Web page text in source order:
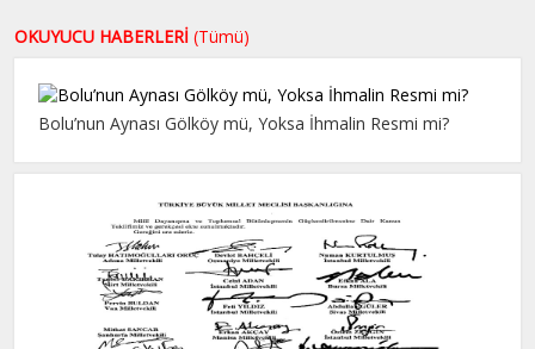
OKUYUCU HABERLERİ (Tümü)
Bolu’nun Aynası Gölköy mü, Yoksa İhmalin Resmi mi?